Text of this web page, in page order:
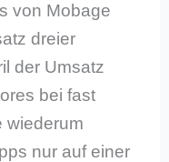
von Mobage
dreier
der Umsatz
bei fast
wiederum
nur auf einer